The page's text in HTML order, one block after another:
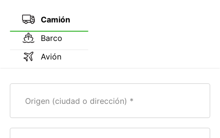
Camión
Barco
Avión
Origen (ciudad o dirección)